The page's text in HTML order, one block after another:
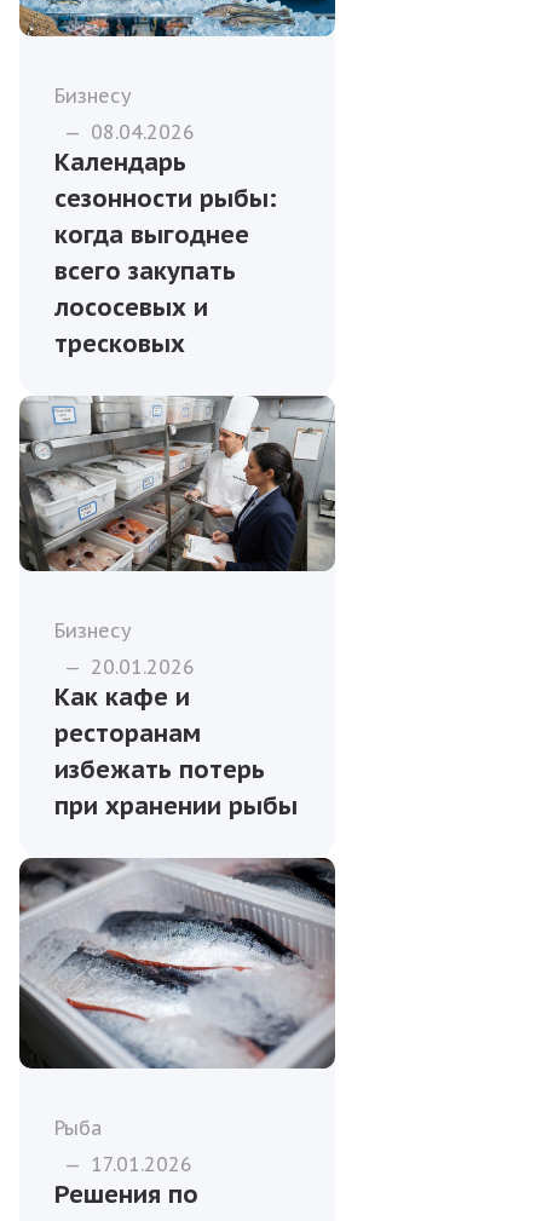
Бизнесу
— 08.04.2026
Календарь
сезонности рыбы:
когда выгоднее
всего закупать
лососевых и
тресковых
Бизнесу
— 20.01.2026
Как кафе и
ресторанам
избежать потерь
при хранении рыбы
Рыба
— 17.01.2026
Решения по